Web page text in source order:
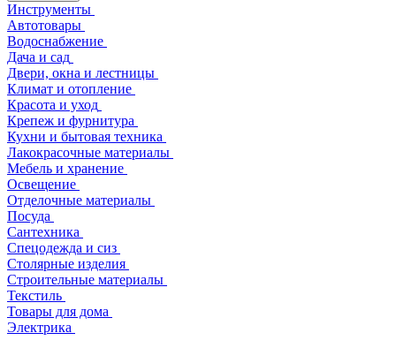
Инструменты
Автотовары
Водоснабжение
Дача и сад
Двери, окна и лестницы
Климат и отопление
Красота и уход
Крепеж и фурнитура
Кухни и бытовая техника
Лакокрасочные материалы
Мебель и хранение
Освещение
Отделочные материалы
Посуда
Сантехника
Спецодежда и сиз
Столярные изделия
Строительные материалы
Текстиль
Товары для дома
Электрика